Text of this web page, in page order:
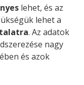
lehet, és az
lehet a
. Az adatok
nagy
és azok